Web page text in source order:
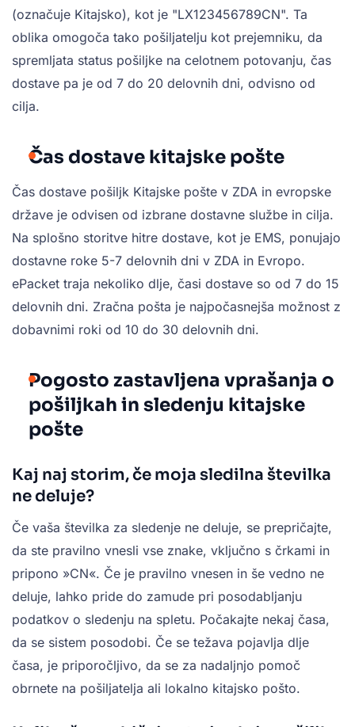
(označuje Kitajsko), kot je "LX123456789CN". Ta
oblika omogoča tako pošiljatelju kot prejemniku, da
spremljata status pošiljke na celotnem potovanju, čas
dostave pa je od 7 do 20 delovnih dni, odvisno od
cilja.
Čas dostave kitajske pošte
Čas dostave pošiljk Kitajske pošte v ZDA in evropske
države je odvisen od izbrane dostavne službe in cilja.
Na splošno storitve hitre dostave, kot je EMS, ponujajo
dostavne roke 5-7 delovnih dni v ZDA in Evropo.
ePacket traja nekoliko dlje, časi dostave so od 7 do 15
delovnih dni. Zračna pošta je najpočasnejša možnost z
dobavnimi roki od 10 do 30 delovnih dni.
Pogosto zastavljena vprašanja o
pošiljkah in sledenju kitajske
pošte
Kaj naj storim, če moja sledilna številka
ne deluje?
Če vaša številka za sledenje ne deluje, se prepričajte,
da ste pravilno vnesli vse znake, vključno s črkami in
pripono »CN«. Če je pravilno vnesen in še vedno ne
deluje, lahko pride do zamude pri posodabljanju
podatkov o sledenju na spletu. Počakajte nekaj časa,
da se sistem posodobi. Če se težava pojavlja dlje
časa, je priporočljivo, da se za nadaljnjo pomoč
obrnete na pošiljatelja ali lokalno kitajsko pošto.